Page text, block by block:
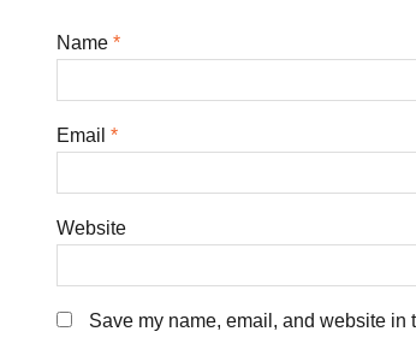
Name *
Email *
Website
Save my name, email, and website in